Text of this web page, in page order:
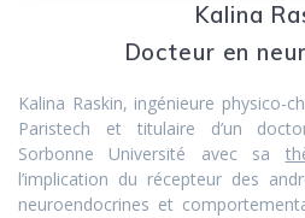
Kalina
Docteur en
Kalina Raskin, ingénieure physico-
Paristech et titulaire d’un
Sorbonne Université avec sa
l’implication du récepteur des
neuroendocrines et